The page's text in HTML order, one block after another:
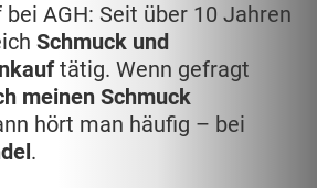
AGH: Seit über 10 Jahren
Schmuck und
tätig. Wenn gefragt
meinen Schmuck
hört man häufig – bei
.